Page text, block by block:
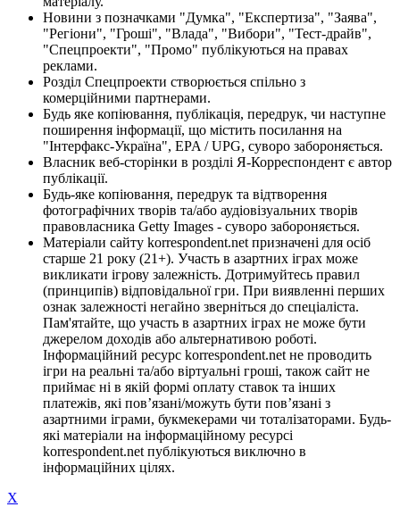
Новини з позначками "Думка", "Експертиза", "Заява",
"Регіони", "Гроші", "Влада", "Вибори", "Тест-драйв",
"Спецпроекти", "Промо" публікуються на правах
реклами.
Розділ Спецпроекти створюється спільно з
комерційними партнерами.
Будь яке копіювання, публікація, передрук, чи наступне
поширення інформації, що містить посилання на
"Інтерфакс-Україна", EPA / UPG, суворо забороняється.
Власник веб-сторінки в розділі Я-Корреспондент є автор
публікації.
Будь-яке копіювання, передрук та відтворення
фотографічних творів та/або аудіовізуальних творів
правовласника Getty Images - суворо забороняється.
Матеріали сайту korrespondent.net призначені для осіб
старше 21 року (21+). Участь в азартних іграх може
викликати ігрову залежність. Дотримуйтесь правил
(принципів) відповідальної гри. При виявленні перших
ознак залежності негайно зверніться до спеціаліста.
Пам'ятайте, що участь в азартних іграх не може бути
джерелом доходів або альтернативою роботі.
Інформаційний ресурс korrespondent.net не проводить
ігри на реальні та/або віртуальні гроші, також сайт не
приймає ні в якій формі оплату ставок та інших
платежів, які пов’язані/можуть бути пов’язані з
азартними іграми, букмекерами чи тоталізаторами. Будь-
які матеріали на інформаційному ресурсі
korrespondent.net публікуються виключно в
інформаційних цілях.
X